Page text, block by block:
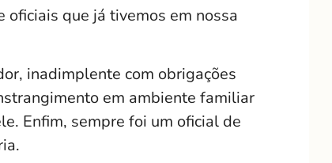
oficiais que já tivemos em nossa
inadimplente com obrigações
em ambiente familiar
Enfim, sempre foi um oficial de